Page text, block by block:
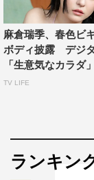
麻倉瑞季、春色ビ
ボディ披露 デジ
「生意気なカラダ
TV LIFE
ランキン